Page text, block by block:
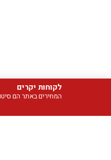
לקוחות יקרים
המחירים באתר הם סיטונאיים ולרכישה